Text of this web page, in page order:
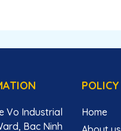
Vo Industrial
Bac Ninh
POLICY
Home